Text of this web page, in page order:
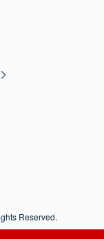
Reserved.